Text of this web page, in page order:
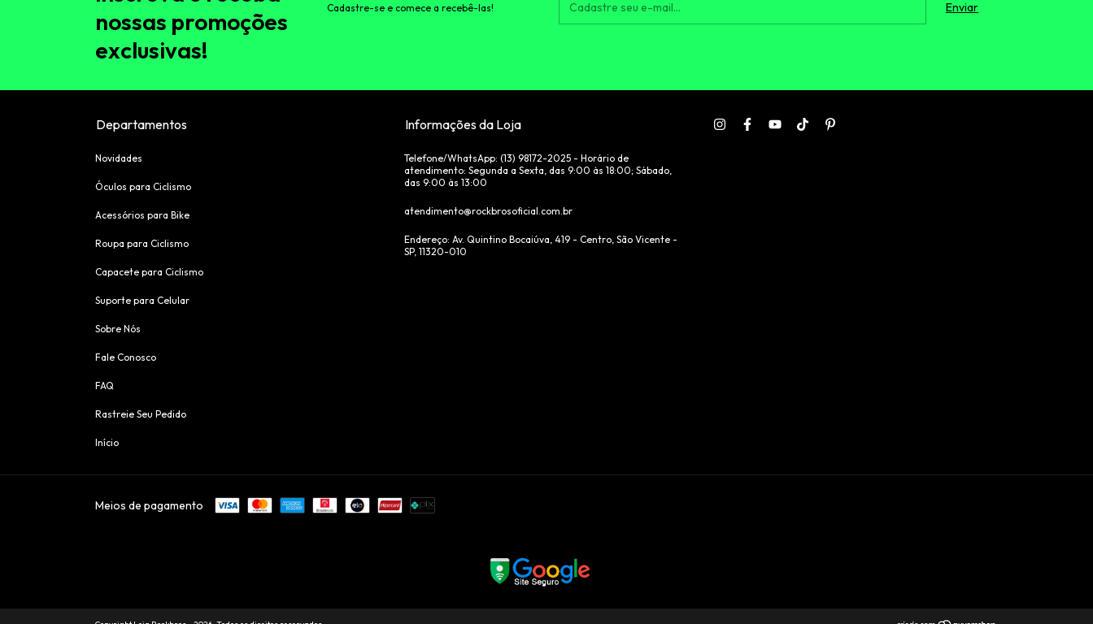
nossas promoções
exclusivas!
Cadastre-se e comece a recebê-las!
Departamentos
Novidades
Óculos para Ciclismo
Acessórios para Bike
Roupa para Ciclismo
Capacete para Ciclismo
Suporte para Celular
Sobre Nós
Fale Conosco
FAQ
Rastreie Seu Pedido
Início
Informações da Loja
Telefone/WhatsApp: (13) ‪98172-2025‬ - Horário de
atendimento: Segunda a Sexta, das 9:00 às 18:00; Sábado,
das 9:00 às 13:00
atendimento@rockbrosoficial.com.br
Endereço: Av. Quintino Bocaiúva, 419 - Centro, São Vicente -
SP, 11320-010
Meios de pagamento